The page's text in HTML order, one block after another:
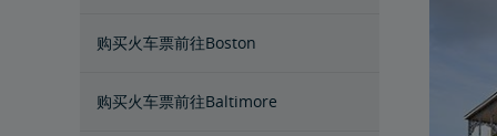
购买火车票前往Boston
购买火车票前往Baltimore